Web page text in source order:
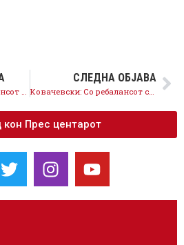
Трпевски: Преку ребалансот на буџетот, се започнува со решавање на релните проблеми на граѓаните
СЛЕДНА ОБЈАВА
Ковачевски: Со ребалансот се зголемуваат средствата за здравство и социјални трансфери
кон Прес центарот